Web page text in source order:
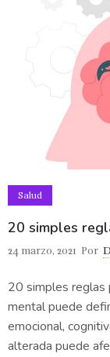
Salud
20 simples
24 marzo, 2021 Por
20 simples reglas
mental puede
emocional,
alterada puede